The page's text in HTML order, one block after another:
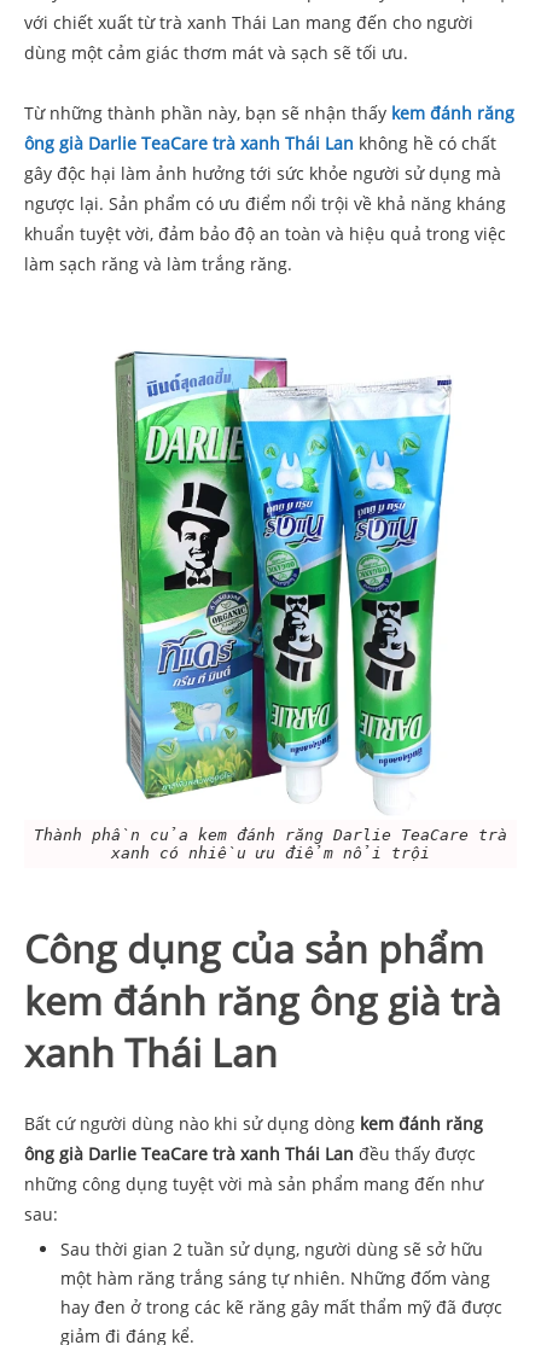
với chiết xuất từ trà xanh Thái Lan mang đến cho người
dùng một cảm giác thơm mát và sạch sẽ tối ưu.
Từ những thành phần này, bạn sẽ nhận thấy kem đánh răng
ông già Darlie TeaCare trà xanh Thái Lan không hề có chất
gây độc hại làm ảnh hưởng tới sức khỏe người sử dụng mà
ngược lại. Sản phẩm có ưu điểm nổi trội về khả năng kháng
khuẩn tuyệt vời, đảm bảo độ an toàn và hiệu quả trong việc
làm sạch răng và làm trắng răng.
Thành phần của kem đánh răng Darlie TeaCare trà
xanh có nhiều ưu điểm nổi trội
Công dụng của sản phẩm
kem đánh răng ông già trà
xanh Thái Lan
Bất cứ người dùng nào khi sử dụng dòng kem đánh răng
ông già Darlie TeaCare trà xanh Thái Lan đều thấy được
những công dụng tuyệt vời mà sản phẩm mang đến như
sau:
Sau thời gian 2 tuần sử dụng, người dùng sẽ sở hữu
một hàm răng trắng sáng tự nhiên. Những đốm vàng
hay đen ở trong các kẽ răng gây mất thẩm mỹ đã được
giảm đi đáng kể.